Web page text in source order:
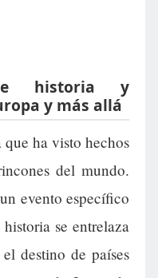
historia y
y más allá
ha visto hechos
del mundo.
evento específico
se entrelaza
destino de países